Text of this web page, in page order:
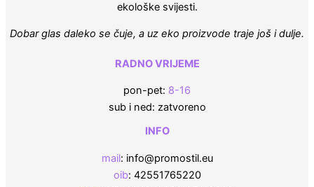
ekološke svijesti.
Dobar glas daleko se čuje, a uz eko proizvode traje još i dulje.
RADNO VRIJEME
pon-pet: 8-16
sub i ned: zatvoreno
INFO
mail: info@promostil.eu
oib: 42551765220